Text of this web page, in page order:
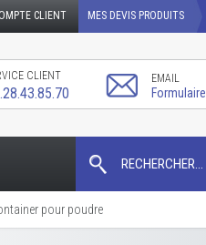
pour poudre
MES DEVIS PRODUITS
CLIENT
CLIENT EMAIL
Formulaire
RECHERCHER...